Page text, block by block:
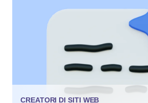
CREATORI DI SITI WEB